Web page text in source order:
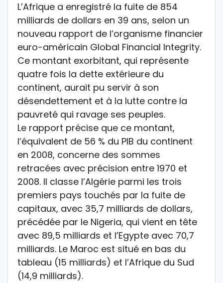
L’Afrique a enregistré la fuite de 854
milliards de dollars en 39 ans, selon un
nouveau rapport de l’organisme financier
euro-américain Global Financial Integrity.
Ce montant exorbitant, qui représente
quatre fois la dette extérieure du
continent, aurait pu servir à son
désendettement et à la lutte contre la
pauvreté qui ravage ses peuples.
Le rapport précise que ce montant,
l’équivalent de 56 % du PIB du continent
en 2008, concerne des sommes
retracées avec précision entre 1970 et
2008. Il classe l’Algérie parmi les trois
premiers pays touchés par la fuite de
capitaux, avec 35,7 milliards de dollars,
précédée par le Nigeria, qui vient en tête
avec 89,5 milliards et l’Egypte avec 70,7
milliards. Le Maroc est situé en bas du
tableau (15 milliards) et l’Afrique du Sud
(14,9 milliards).